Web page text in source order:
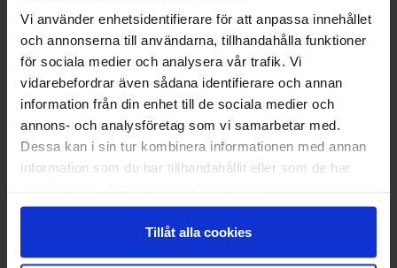
Vi använder enhetsidentifierare för att anpassa innehållet
och annonserna till användarna, tillhandahålla funktioner
för sociala medier och analysera vår trafik. Vi
vidarebefordrar även sådana identifierare och annan
information från din enhet till de sociala medier och
annons- och analysföretag som vi samarbetar med.
Dessa kan i sin tur kombinera informationen med annan
information som du har tillhandahållit eller som de har
Tillåt alla cookies